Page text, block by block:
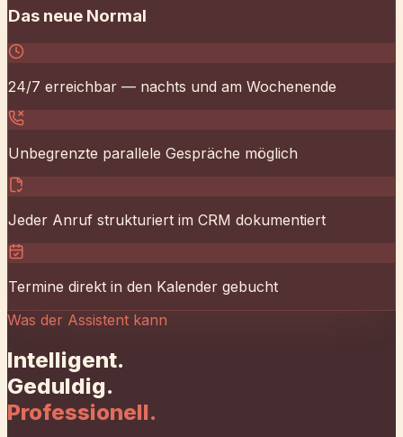
Jeder Anruf strukturiert im CRM dokumentiert
Termine direkt in den Kalender gebucht
Was der Assistent kann
Intelligent.
Geduldig.
Professionell.
Ein KI-System, das sich nahtlos in Ihren Alltag integriert
und wie ein Top-Mitarbeiter agiert. Kein Ausfall, keine
Pausen.
Jeder Anruf wird angenommen